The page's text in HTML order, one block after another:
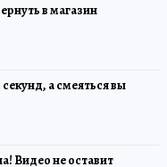
в магазин
а смеяться вы
Видео не оставит